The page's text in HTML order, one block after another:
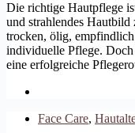
Die richtige Hautpflege
und strahlendes Hautbild
trocken, ölig,
individuelle Pflege.
eine erfolgreiche
Face Care,